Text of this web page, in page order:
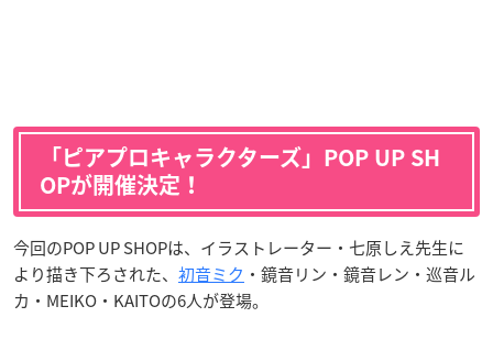
「ピアプロキャラクターズ」POP UP SH
OPが開催決定！
今回のPOP UP SHOPは、イラストレーター・七原しえ先生に
より描き下ろされた、 初音ミク ・鏡音リン・鏡音レン・巡音ル
カ・MEIKO・KAITOの6人が登場。